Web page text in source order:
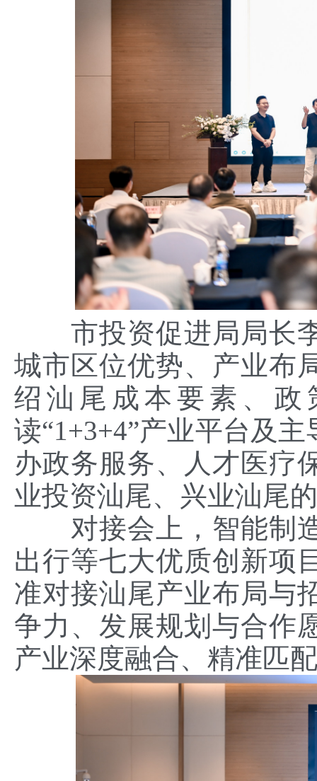
市投资促进局局长李
城市区位优势、产业布
绍汕尾成本要素、
读“1+3+4”产业平台及
办政务服务、人才医疗
业投资汕尾、兴业汕尾
对接会上，智能制造
出行等七大优质创新项
准对接汕尾产业布局与
争力、发展规划与合作
产业深度融合、精准匹